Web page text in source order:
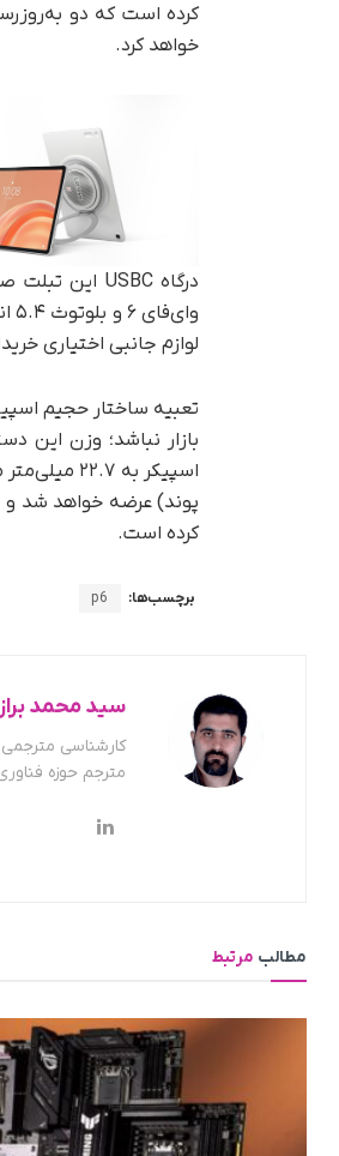
خواهد کرد.
لوازم جانبی اختیاری
کرده است.
برچسب‌ها: p6
سید محمد
مترجم حوزه
مطالب مرتبط